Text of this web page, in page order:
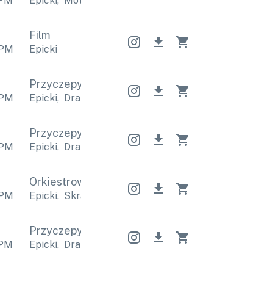
Film
Epicki
Przyczepy Przyczepy Przyczepy
Epicki, Dramatyczny Epicki, Dramatyczny
Przyczepy Przyczepy Przyczepy
Epicki, Dramatyczny Epicki, Dramatyczny
Orkiestrowy Orkiestrowy Orkiestrowy
Epicki, Skrajny Epicki, Skrajny Epicki
Przyczepy Przyczepy Przyczepy
Epicki, Dramatyczny Epicki, Dramatyczny